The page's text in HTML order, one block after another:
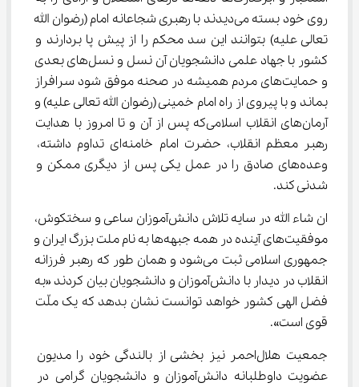
روی خود بسته می‌دیدند با رهبری شجاعانه امام (رضوان الله
تعالی علیه) بتوانند این سد محکم را از پیش پا بردارند و
کشور با جهاد علمی دانشجویان آن نسل و نسل‌های بعدی
و حمایت‌های مردم همیشه در صحنه موفق شود سرافراز
بماند و با پیروی از راه امام خمینی (رضوان الله تعالی علیه) و
آرمان‌های انقلاب اسلامی‌که پس از آن و تا امروز با هدایت
رهبر معظم انقلاب، حضرت امام خامنه‌ای تداوم داشته،
وعده‌های صادق را در عمل یکی پس از دیگری ممکن و
شدنی کند.‌
ان شاء الله در سایه تلاش دانش‌آموزان ساعی و سختکوش،
موفقیت‌های آینده در همه جبهه‌ها به نام ملت بزرگ ایران و
جمهوری اسلامی ثبت می‌شود و همان طور که رهبر فرزانه
انقلاب در دیدار با دانش‌آموزان و دانشجویان بیان کردند «به
فضل الهی کشور خواهد توانست نشان بدهد که یک ملّت
قوی است».‌
جمعیت هلال‌احمر نیز بخشی از بالندگی خود را مدیون
عضویت داوطلبانه دانش‌آموزان و دانشجویان گرامی در